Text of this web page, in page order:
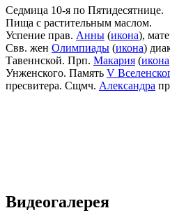
Седмица 10-я по Пятидесятнице.
Пища с растительным маслом.
Успение прав. Анны (икона),
Свв. жен Олимпиады (икона)
Тавеннской. Прп. Макария (икона
Унженского. Память V
пресвитера. Сщмч. Александра
Видеогалерея